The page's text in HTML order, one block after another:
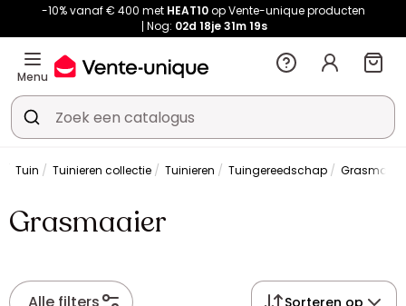
-10% vanaf € 400 met HEAT10op Vente-unique producten
Nog: 02d 18je31m18s
Menu
Tuin Tuinieren collectie Tuinieren Tuingereedschap
Grasmaaier
Sorteren op